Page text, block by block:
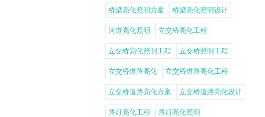
桥梁亮化照明方案 桥梁亮化照明设计
河道亮化照明 立交桥亮化工程
立交桥亮化照明工程 立交桥照明工程
立交桥道路亮化 立交桥道路亮化工程
立交桥道路亮化方案 立交桥道路亮化设计
路灯亮化工程 路灯亮化照明